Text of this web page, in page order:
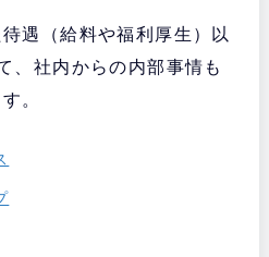
遇（給料や福利厚生）以
、社内からの内部事情も
。